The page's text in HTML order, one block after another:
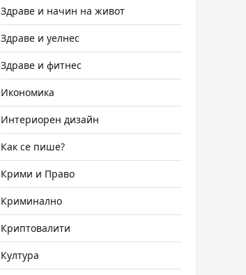
Здраве и начин на живот
Здраве и уелнес
Здраве и фитнес
Икономика
Интериорен дизайн
Как се пише?
Крими и Право
Криминално
Криптовалити
Култура